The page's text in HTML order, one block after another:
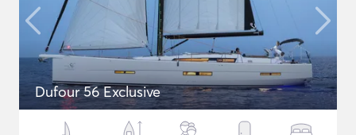
Dufour 56 Exclusive